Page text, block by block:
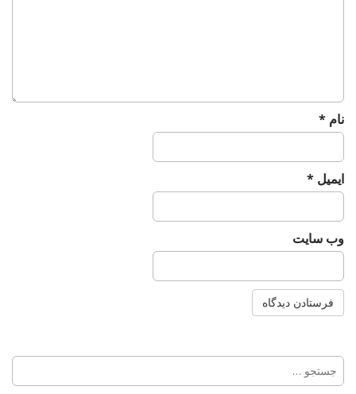
نام *
ایمیل *
وب‌ سایت
جستجو
برای: